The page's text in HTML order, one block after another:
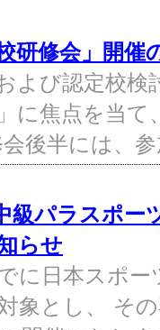
研修会」開催
よび認定校
に焦点を当
後半には、
級パラスポー
らせ
に日本スポ
象とし、 そ